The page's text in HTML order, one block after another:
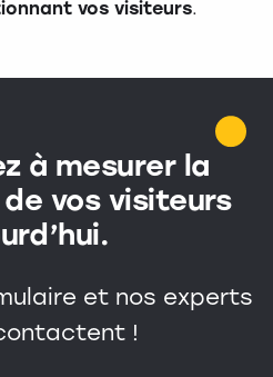
vos visiteurs.
à mesurer la
vos visiteurs
et nos experts
!